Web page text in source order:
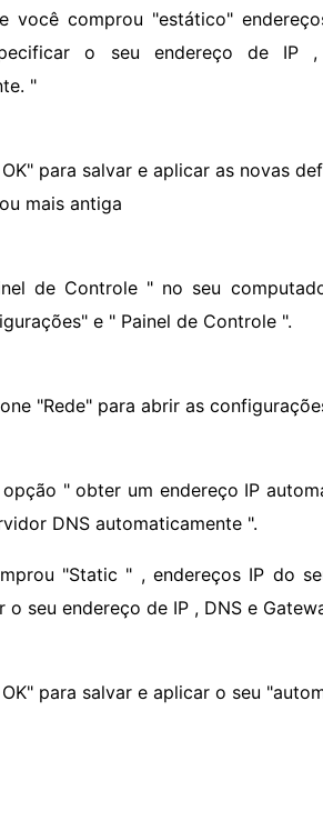
você comprou "estático"
o seu endereço de IP
"
para salvar e aplicar as novas
mais antiga
de Controle " no seu
e " Painel de Controle ".
"Rede" para abrir as
opção " obter um endereço IP
DNS automaticamente ".
"Static " , endereços IP do
o seu endereço de IP , DNS e
para salvar e aplicar o seu